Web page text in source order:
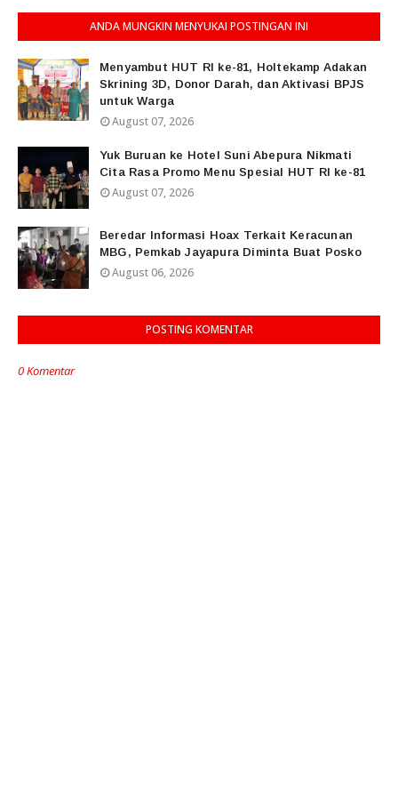
ANDA MUNGKIN MENYUKAI POSTINGAN INI
Menyambut HUT RI ke-81, Holtekamp Adakan
Skrining 3D, Donor Darah, dan Aktivasi BPJS
untuk Warga
August 07, 2026
Yuk Buruan ke Hotel Suni Abepura Nikmati
Cita Rasa Promo Menu Spesial HUT RI ke-81
August 07, 2026
Beredar Informasi Hoax Terkait Keracunan
MBG, Pemkab Jayapura Diminta Buat Posko
August 06, 2026
POSTING KOMENTAR
0 Komentar